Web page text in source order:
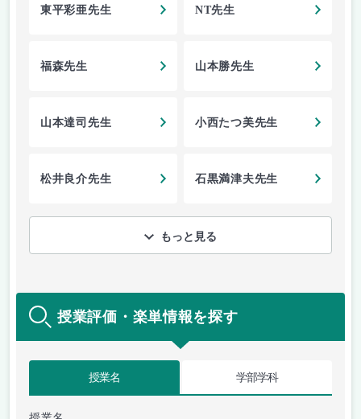
東平彩亜先生 NT先生
福森先生 山本勝先生
山本達司先生 小西たつ美先生
松井良介先生 石黒満津夫先生
もっと見る
授業評価・楽単情報を探す
授業名 学部学科